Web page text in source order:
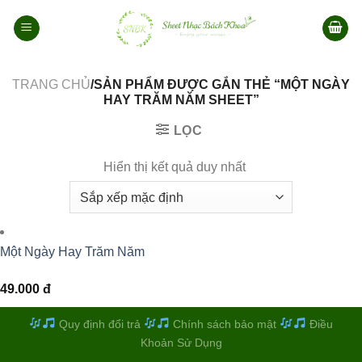
qua
TRANG CHỦ/SẢN PHẨM ĐƯỢC GẮN THẺ “MỘT NGÀY
HAY TRĂM NĂM SHEET”
LỌC
Hiển thị kết quả duy nhất
Một Ngày Hay Trăm Năm
49.000 đ
Quy định đổi trả Chính sách bảo mật
Điều
Khoản Sử Dụng